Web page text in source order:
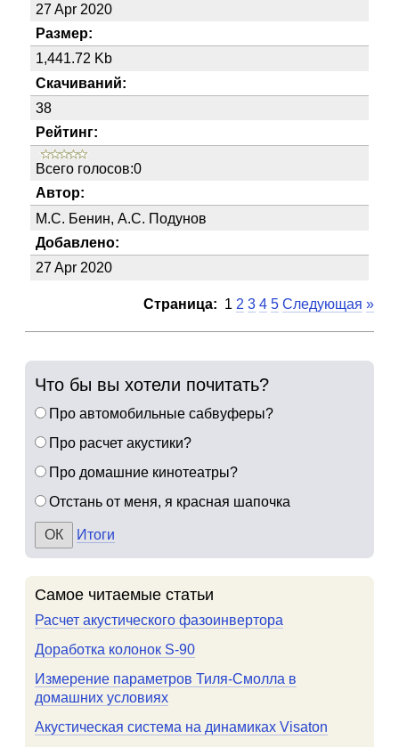
27 Apr 2020
Размер:
1,441.72 Kb
Скачиваний:
38
Рейтинг:
Всего голосов:0
Автор:
М.С. Бенин, А.С. Подунов
Добавлено:
27 Apr 2020
Страница: 1 2 3 4 5 Следующая »
Что бы вы хотели почитать?
Про автомобильные сабвуферы?
Про расчет акустики?
Про домашние кинотеатры?
Отстань от меня, я красная шапочка
Итоги
Самое читаемые статьи
Расчет акустического фазоинвертора
Доработка колонок S-90
Измерение параметров Тиля-Смолла в
домашних условиях
Акустическая система на динамиках Visaton